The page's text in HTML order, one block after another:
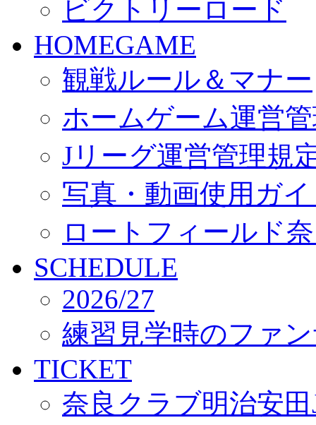
ビクトリーロード
HOMEGAME
観戦ルール＆マナー
ホームゲーム運営
Jリーグ運営管理規
写真・動画使用ガ
ロートフィールド
SCHEDULE
2026/27
練習見学時のファ
TICKET
奈良クラブ明治安